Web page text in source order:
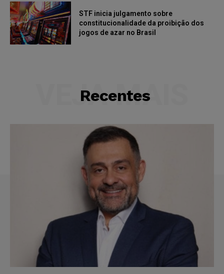
STF inicia julgamento sobre
constitucionalidade da proibição dos
jogos de azar no Brasil
Recentes
VEJA MAIS